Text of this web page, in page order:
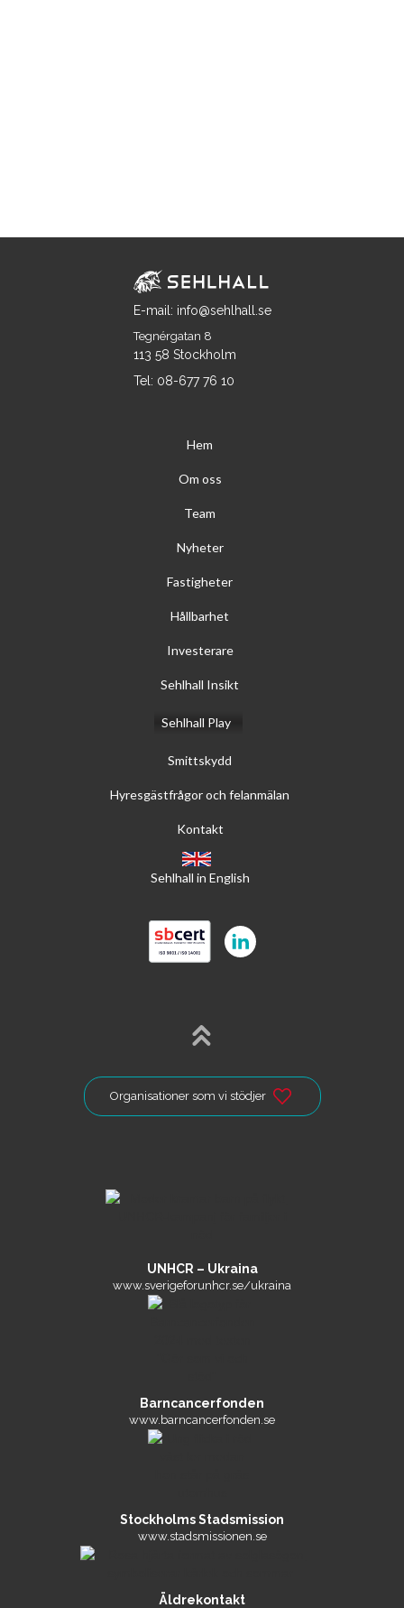
E-mail: info@sehlhall.se
Tegnérgatan 8
113 58 Stockholm
Tel: 08-677 76 10
Hem
Om oss
Team
Nyheter
Fastigheter
Hållbarhet
Investerare
Sehlhall Insikt
Sehlhall Play
Smittskydd
Hyresgästfrågor och felanmälan
Kontakt
Sehlhall in English
Organisationer som vi stödjer
UNHCR – Ukraina
www.sverigeforunhcr.se/ukraina
Barncancerfonden
www.barncancerfonden.se
Stockholms Stadsmission
www.stadsmissionen.se
Äldrekontakt